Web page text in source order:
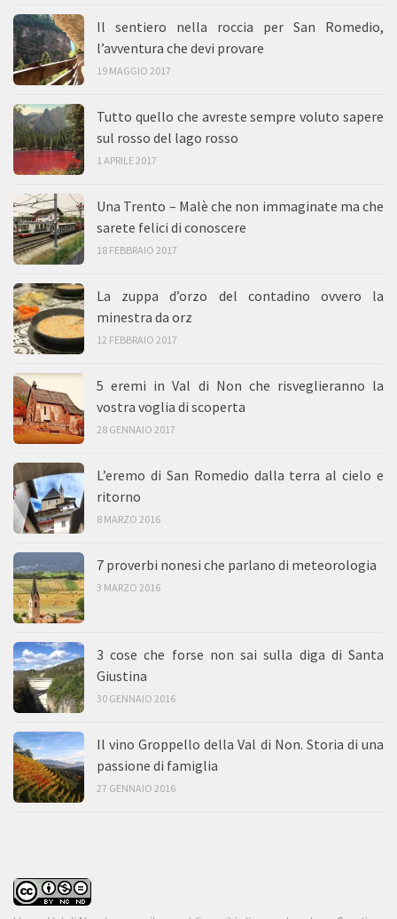
Il sentiero nella roccia per San Romedio,
l’avventura che devi provare
19 MAGGIO 2017
Tutto quello che avreste sempre voluto sapere
sul rosso del lago rosso
1 APRILE 2017
Una Trento – Malè che non immaginate ma che
sarete felici di conoscere
18 FEBBRAIO 2017
La zuppa d’orzo del contadino ovvero la
minestra da orz
12 FEBBRAIO 2017
5 eremi in Val di Non che risveglieranno la
vostra voglia di scoperta
28 GENNAIO 2017
L’eremo di San Romedio dalla terra al cielo e
ritorno
8 MARZO 2016
7 proverbi nonesi che parlano di meteorologia
3 MARZO 2016
3 cose che forse non sai sulla diga di Santa
Giustina
30 GENNAIO 2016
Il vino Groppello della Val di Non. Storia di una
passione di famiglia
27 GENNAIO 2016